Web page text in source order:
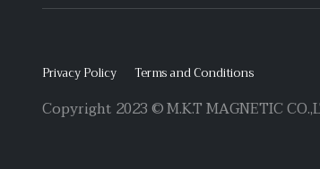
Privacy Policy Terms and Conditions
Copyright 2023 © M.K.T MAGNETIC